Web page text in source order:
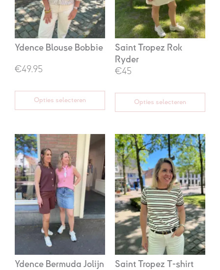
Ydence Blouse Bobbie
€49.95
Opties selecteren
Saint Tropez Rok
Ryder
€45
Opties selecteren
Ydence Bermuda Jolijn
Saint Tropez T-shirt
Oorspronkelijke
prijs
was:
€39,95.
Huidige
prijs
is:
€28,00.